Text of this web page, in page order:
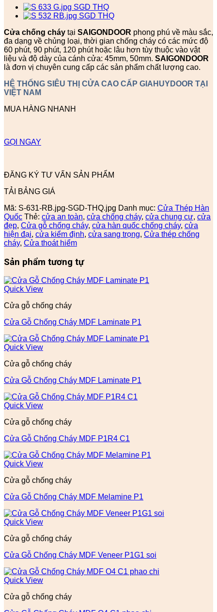
Cửa chống cháy tại SAIGONDOOR phong phú về màu sắc,
đa dạng về chủng loại, thời gian chống cháy có các mức độ
60 phút, 90 phút, 120 phút hoặc lâu hơn tùy thuộc vào vật
liệu và độ dày của cánh cửa: 45mm, 50mm. SAIGONDOOR
là đơn vị chuyên cung cấp các sản phẩm chất lượng cao.
HỆ THỐNG SIÊU THỊ CỬA CAO CẤP GIAHUYDOOR TẠI
VIỆT NAM
MUA HÀNG NHANH
GỌI NGAY
ĐĂNG KÝ TƯ VẤN SẢN PHẨM
TẢI BẢNG GIÁ
Mã: S-631-RB.jpg-SGD-THQ.jpg Danh mục: Cửa Thép Hàn
Quốc Thẻ: cửa an toàn, cửa chống cháy, cửa chung cư, cửa
đẹp, Cửa gỗ chống cháy, cửa hàn quốc chống cháy, cửa
hiện đại, cửa kiểm định, cửa sang trọng, Cửa thép chống
cháy, Cửa thoát hiểm
Sản phẩm tương tự
Quick View
Cửa gỗ chống cháy
Cửa Gỗ Chống Cháy MDF Laminate P1
Quick View
Cửa gỗ chống cháy
Cửa Gỗ Chống Cháy MDF Laminate P1
Quick View
Cửa gỗ chống cháy
Cửa Gỗ Chống Cháy MDF P1R4 C1
Quick View
Cửa gỗ chống cháy
Cửa Gỗ Chống Cháy MDF Melamine P1
Quick View
Cửa gỗ chống cháy
Cửa Gỗ Chống Cháy MDF Veneer P1G1 soi
Quick View
Cửa gỗ chống cháy